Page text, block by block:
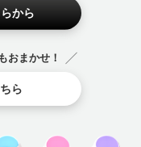
から
おまかせ！
ら